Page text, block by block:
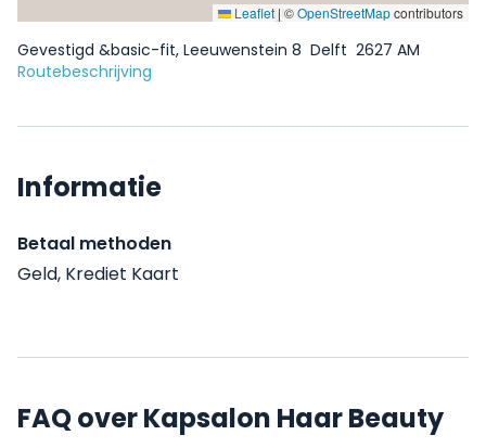
Leaflet| ©OpenStreetMapcontributors
Gevestigd &basic-fit, Leeuwenstein 8 Delft 2627 AM
Routebeschrijving
Informatie
Betaal methoden
Geld, Krediet Kaart
FAQ over Kapsalon Haar Beauty